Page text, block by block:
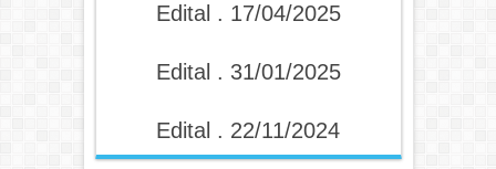
Edital . 17/04/2025
Edital . 31/01/2025
Edital . 22/11/2024